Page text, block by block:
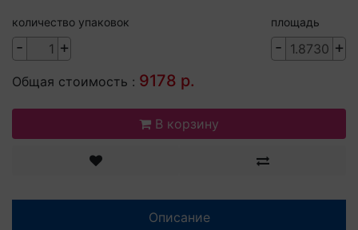
количество упаковок
- +
площадь
- +
Общая стоимость : 9178 р.
В корзину
Описание